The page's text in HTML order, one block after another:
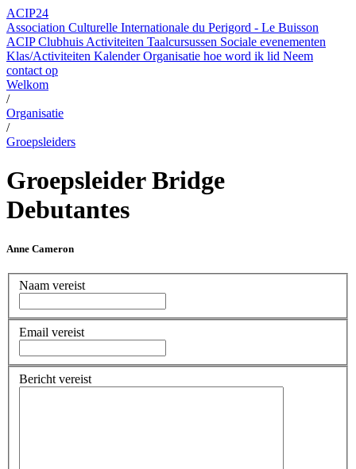
ACIP24
Association Culturelle Internationale du Perigord - Le Buisson
ACIP Clubhuis Activiteiten Taalcursussen Sociale evenementen
Klas/Activiteiten KalenderOrganisatie hoe word ik lid Neem
contact op
Welkom
/
Organisatie
/
Groepsleiders
Groepsleider Bridge
Debutantes
Anne Cameron
Naam vereist
Email vereist
Bericht vereist